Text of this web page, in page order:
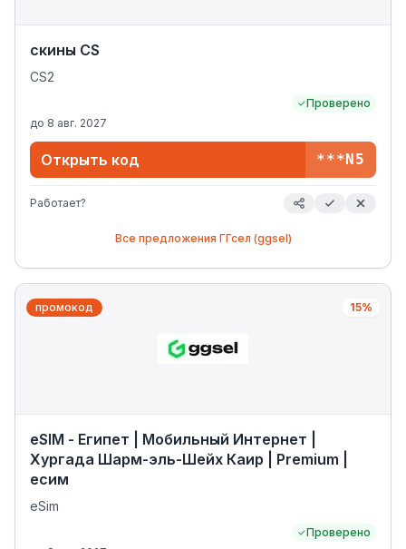
скины CS
CS2
Проверено
до 8 авг. 2027
Открыть код ***N5
Работает?
Все предложения ГГсел (ggsel)
промокод 15%
eSIM - Египет | Мобильный Интернет |
Хургада Шарм-эль-Шейх Каир | Premium |
есим
eSim
Проверено